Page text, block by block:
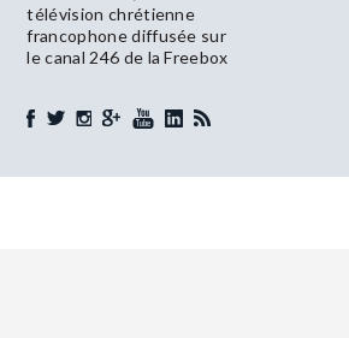
télévision chrétienne
francophone diffusée sur
le canal 246 de la Freebox